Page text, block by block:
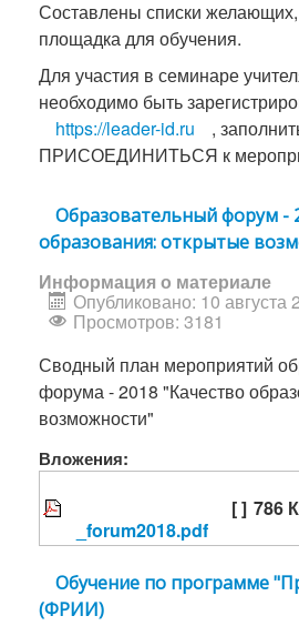
Составлены списки
площадка для обучения.
Для участия в семинаре
необходимо быть
https://leader-id.ru
,
ПРИСОЕДИНИТЬСЯ к
Образовательный форум -
образования: открытые
Информация о материале
Опубликовано: 10 августа
Просмотров: 3181
Сводный план мероприятий
форума - 2018 "Качество
возможности"
Вложения:
_forum2018.pdf
[ ] 786
Обучение по программе
(ФРИИ)